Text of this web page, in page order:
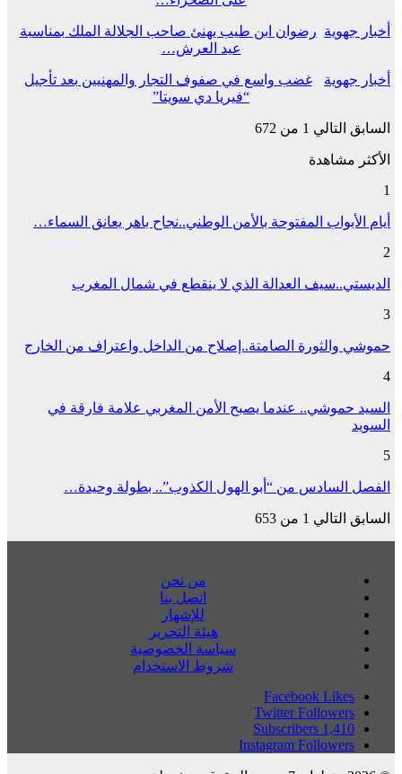
أخبار جهوية رضوان ابن طيب يهنئ صاحب الجلالة الملك بمناسبة
عيد العرش…
أخبار جهوية
غضب واسع في صفوف التجار والمهنيين بعد تأجيل
“فيريا دي سويتا”
السابق التالي 1 من 672
الأكثر مشاهدة
1
أيام الأبواب المفتوحة بالأمن الوطني..نجاح باهر يعانق السماء…
2
الديستي..سيف العدالة الذي لا ينقطع في شمال المغرب
3
حموشي والثورة الصامتة..إصلاح من الداخل واعتراف من الخارج
4
السيد حموشي.. عندما يصبح الأمن المغربي علامة فارقة في
السويد
5
الفصل السادس من “أبو الهول الكذوب”.. بطولة وحيدة…
السابق التالي 1 من 653
من نحن
اتصل بنا
للإشهار
هيئة التحرير
سياسة الخصوصية
شروط الاستخدام
Facebook Likes
Twitter Followers
1,410
Subscribers
Instagram Followers